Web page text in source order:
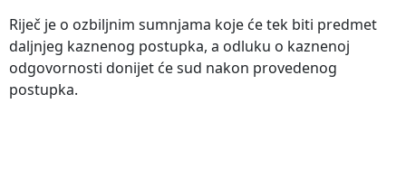
Riječ je o ozbiljnim sumnjama koje će tek biti predmet
daljnjeg kaznenog postupka, a odluku o kaznenoj
odgovornosti donijet će sud nakon provedenog
postupka.